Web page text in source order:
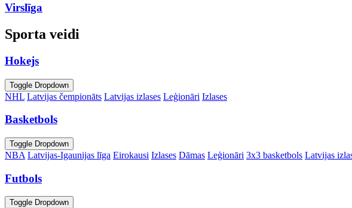
Virslīga
Sporta veidi
Hokejs
Toggle Dropdown
NHL Latvijas čempionāts Latvijas izlases Leģionāri Izlases
Basketbols
Toggle Dropdown
NBA Latvijas-Igaunijas līga Eirokausi Izlases Dāmas Leģionāri 3x3 basketbols Latvijas
Futbols
Toggle Dropdown